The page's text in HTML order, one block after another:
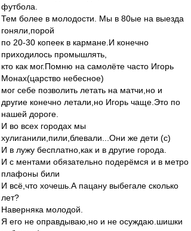
футбола.
Тем более в молодости. Мы в 80ые на выезда
гоняли,порой
по 20-30 копеек в кармане.И конечно
приходилось промышлять,
кто как мог.Помню на самолёте часто Игорь
Монах(царство небесное)
мог себе позволить летать на матчи,но и
другие конечно летали,но Игорь чаще.Это по
нашей дороге.
И во всех городах мы
хулиганили,пили,блевали...Они же дети (с)
И в лужу бесплатно,как и в другие города.
И с ментами обязательно подерёмся и в метро
плафоны били
И всё,что хочешь.А пацану выбегале сколько
лет?
Наверняка молодой.
Я его не оправдываю,но и не осуждаю.шишки